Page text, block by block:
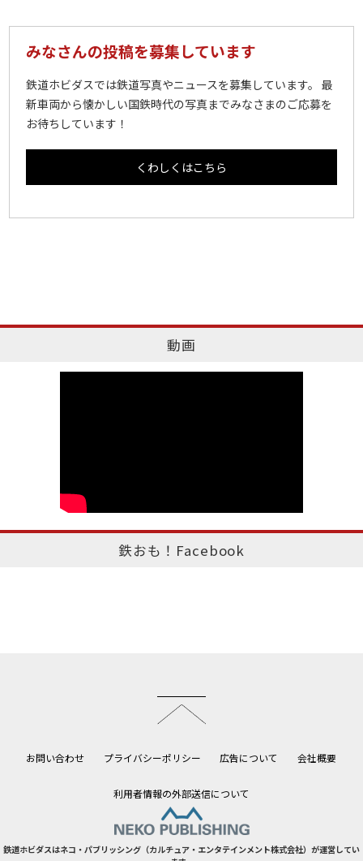
みなさんの投稿を募集しています
鉄道ホビダスでは鉄道写真やニュースを募集しています。 最
新車両から懐かしい国鉄時代の写真までみなさまのご応募を
お待ちしています！
くわしくはこちら
動画
鉄おも！Facebook
お問い合わせ プライバシーポリシー 広告について 会社概要
利用者情報の外部送信について
鉄道ホビダスはネコ・パブリッシング（カルチュア・エンタテインメント株式会社）が運営してい